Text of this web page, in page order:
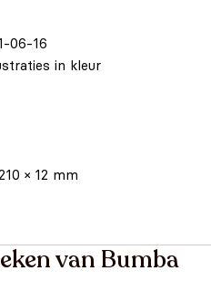
06-16
in kleur
× 12 mm
van Bumba